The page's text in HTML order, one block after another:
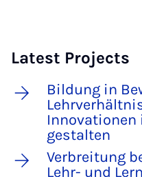
Latest Projects
Bildung in
Innovationen
gestalten
Verbreitung
Lehr- und